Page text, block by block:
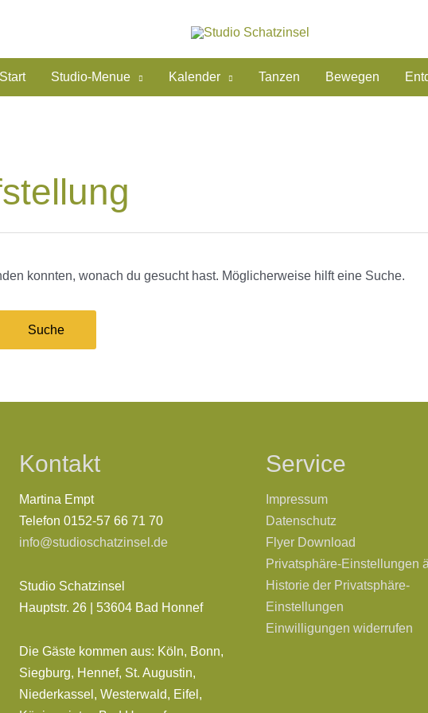
Start
Studio-Menue Kalender Tanzen Bewegen
konnten, wonach du gesucht hast. Möglicherweise hilft eine Suche.
Kontakt
Martina Empt
Telefon 0152-57 66 71 70
info@studioschatzinsel.de
Studio Schatzinsel
Hauptstr. 26 | 53604 Bad Honnef
Die Gäste kommen aus: Köln, Bonn,
Siegburg, Hennef, St. Augustin,
Niederkassel, Westerwald, Eifel,
Service
Impressum
Datenschutz
Flyer Download
Privatsphäre-Einstellungen
Historie der Privatsphäre-
Einstellungen
Einwilligungen widerrufen